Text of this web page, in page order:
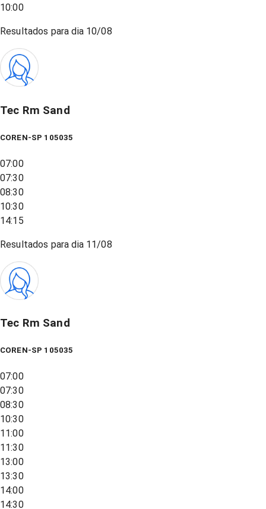
10:00
Resultados para dia 10/08
Tec Rm Sand
COREN-SP 105035
07:00
07:30
08:30
10:30
14:15
Resultados para dia 11/08
Tec Rm Sand
COREN-SP 105035
07:00
07:30
08:30
10:30
11:00
11:30
13:00
13:30
14:00
14:30